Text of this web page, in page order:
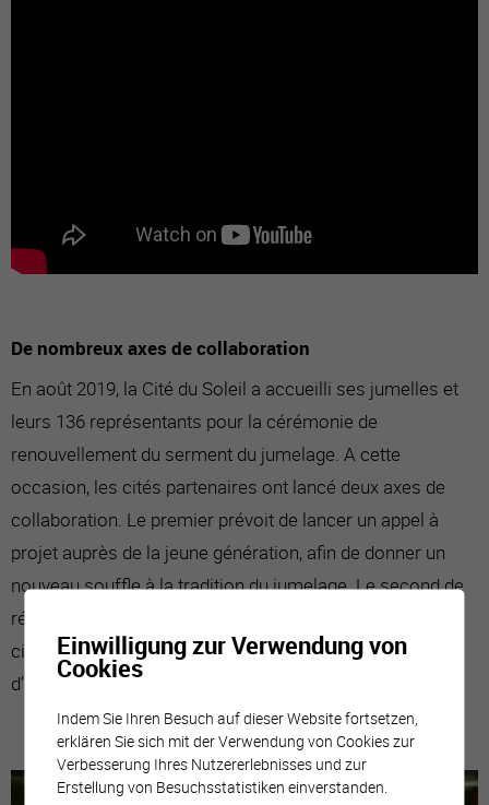
De nombreux axes de collaboration
En août 2019, la Cité du Soleil a accueilli ses jumelles et
leurs 136 représentants pour la cérémonie de
renouvellement du serment du jumelage. A cette
occasion, les cités partenaires ont lancé deux axes de
collaboration. Le premier prévoit de lancer un appel à
projet auprès de la jeune génération, afin de donner un
nouveau souffle à la tradition du jumelage. Le second de
réunir les délégués à l’énergie et à l’environnement des
cinq cités, afin de comparer les politiques publiques et
d’échanger les bonnes pratiques.
Einwilligung zur Verwendung von
Cookies
Indem Sie Ihren Besuch auf dieser Website fortsetzen,
erklären Sie sich mit der Verwendung von Cookies zur
Verbesserung Ihres Nutzererlebnisses und zur
Erstellung von Besuchsstatistiken einverstanden.